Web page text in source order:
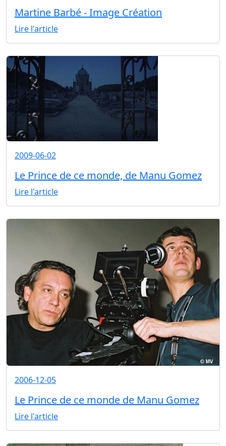
Martine Barbé - Image Création
Lire l'article
2009-06-02
Le Prince de ce monde, de Manu Gomez
Lire l'article
2006-12-05
Le Prince de ce monde de Manu Gomez
Lire l'article